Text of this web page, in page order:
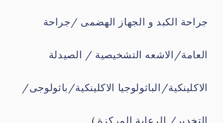
جراحة الكبد و الجهاز الهضمى /جراحة
العامة/الاشعه التشخيصية / الصيدلة
الاكلينكية/الباثولوجيا الاكلينكية/باثولوجى/
التخدير/ الرعاية المركزة )